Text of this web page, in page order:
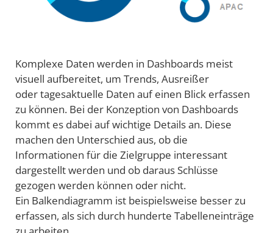
Komplexe Daten werden in Dashboards meist
visuell aufbereitet, um Trends, Ausreißer
oder tagesaktuelle Daten auf einen Blick erfassen
zu können. Bei der Konzeption von Dashboards
kommt es dabei auf wichtige Details an. Diese
machen den Unterschied aus, ob die
Informationen für die Zielgruppe interessant
dargestellt werden und ob daraus Schlüsse
gezogen werden können oder nicht.
Ein Balkendiagramm ist beispielsweise besser zu
erfassen, als sich durch hunderte Tabelleneinträge